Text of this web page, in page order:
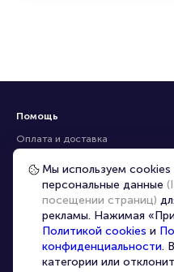
Помощь
Оплата и доставка
Частые вопросы
Перепродажа билетов
Организаторам
Корпоративным клиентам
VIP-билеты
Мы используем
персональные данные
посещении страниц)
рекламы. Нажимая
Политикой cookies и
конфиденциальности.
категории или